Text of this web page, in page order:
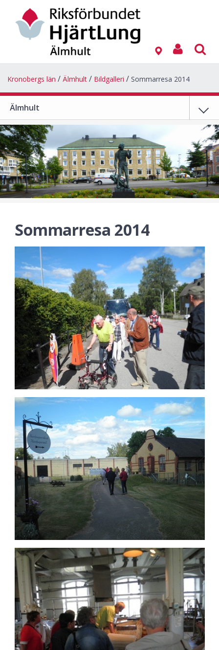
Kronobergs län Älmhult Bildgalleri Sommarresa 2014
Älmhult
Sommarresa 2014